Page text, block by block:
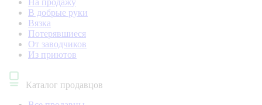
На продажу
В добрые руки
Вязка
Потерявшиеся
От заводчиков
Из приютов
Каталог продавцов